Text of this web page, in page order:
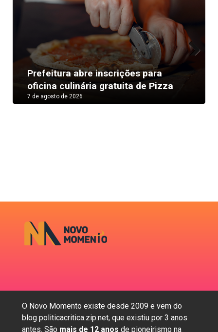
Prefeitura abre inscrições para
oficina culinária gratuita de Pizza
7 de agosto de 2026
O Novo Momento existe desde 2009 e vem do
blog politicacritica.zip.net, que existiu por 3 anos
antes. São mais de 12 anos de pioneirismo na